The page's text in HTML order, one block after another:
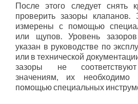
После этого следует снять
проверить зазоры клапанов.
измерены с помощью
или щупов. Уровень
указан в руководстве по
или в технической
зазоры не
значениям, их необходимо
помощью специальных